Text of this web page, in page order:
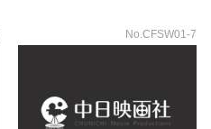
No.CFSW01-7